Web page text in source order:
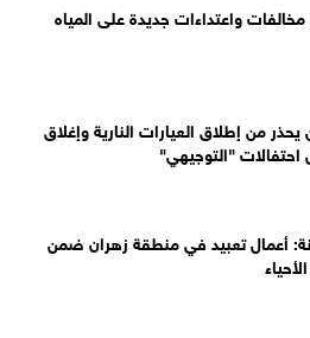
واعتداءات جديدة على المياه
من إطلاق العيارات النارية وإغلاق
احتفالات "التوجيهي"
أعمال تعبيد في منطقة زهران ضمن